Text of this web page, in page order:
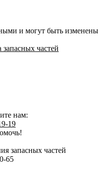
и могут быть изменены
частей
нам:
19
запасных частей
65